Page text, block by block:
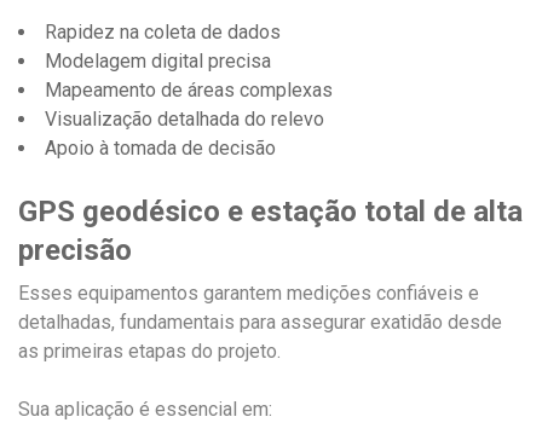
Rapidez na coleta de dados
Modelagem digital precisa
Mapeamento de áreas complexas
Visualização detalhada do relevo
Apoio à tomada de decisão
GPS geodésico e estação total de alta
precisão
Esses equipamentos garantem medições confiáveis e
detalhadas, fundamentais para assegurar exatidão desde
as primeiras etapas do projeto.
Sua aplicação é essencial em: